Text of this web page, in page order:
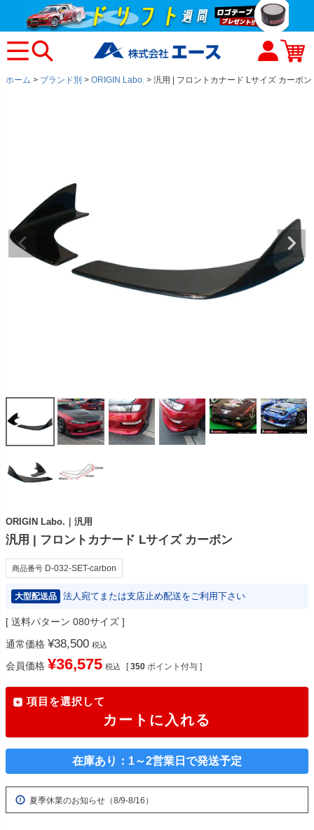
ホーム ブランド別 ORIGIN Labo. 汎用 | フロントカナード Lサイズ カーボン
ORIGIN Labo.｜汎用
汎用 | フロントカナード Lサイズ カーボン
商品番号 D-032-SET-carbon
大型配送品 法人宛てまたは支店止め配送をご利用下さい
送料パターン 080サイズ
通常価格 ¥38,500 税込
会員価格 ¥36,575 税込 [ 350 ポイント付与 ]
項目を選択して
カートに入れる
在庫あり：1～2営業日で発送予定
夏季休業のお知らせ（8/9-8/16）